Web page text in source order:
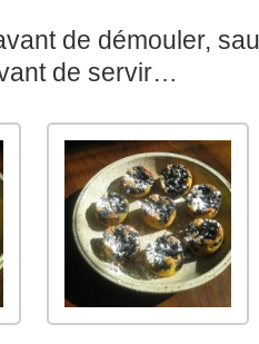
de démouler,
de servir…